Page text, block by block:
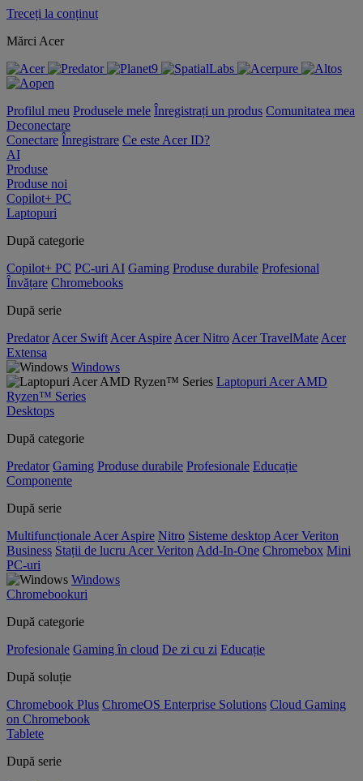
Treceți la conținut
Mărci Acer
Profilul meu Produsele mele Înregistrați un produs Comunitatea mea
Deconectare
Conectare Înregistrare Ce este Acer ID?
AI
Produse
Produse noi
Copilot+ PC
Laptopuri
După categorie
Copilot+ PC PC-uri AI Gaming Produse durabile Profesional
Învățare Chromebooks
După serie
Predator Acer Swift Acer Aspire Acer Nitro Acer TravelMate Acer
Extensa
Windows
Laptopuri Acer AMD
Ryzen™ Series
Desktops
După categorie
Predator Gaming Produse durabile Profesionale Educație
Componente
După serie
Multifuncționale Acer Aspire Nitro Sisteme desktop Acer Veriton
Business Stații de lucru Acer Veriton Add-In-One Chromebox Mini
PC-uri
Windows
Chromebookuri
După categorie
Profesionale Gaming în cloud De zi cu zi Educație
După soluție
Chromebook Plus ChromeOS Enterprise Solutions Cloud Gaming
on Chromebook
Tablete
După serie